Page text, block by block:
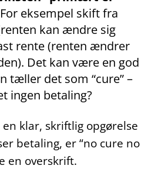
For eksempel skift fra
kan ændre sig
rente (renten ændrer
Det kan være en god
tæller det som “cure” –
ingen betaling?
en klar, skriftlig opgørelse
betaling, er “no cure no
en overskrift.